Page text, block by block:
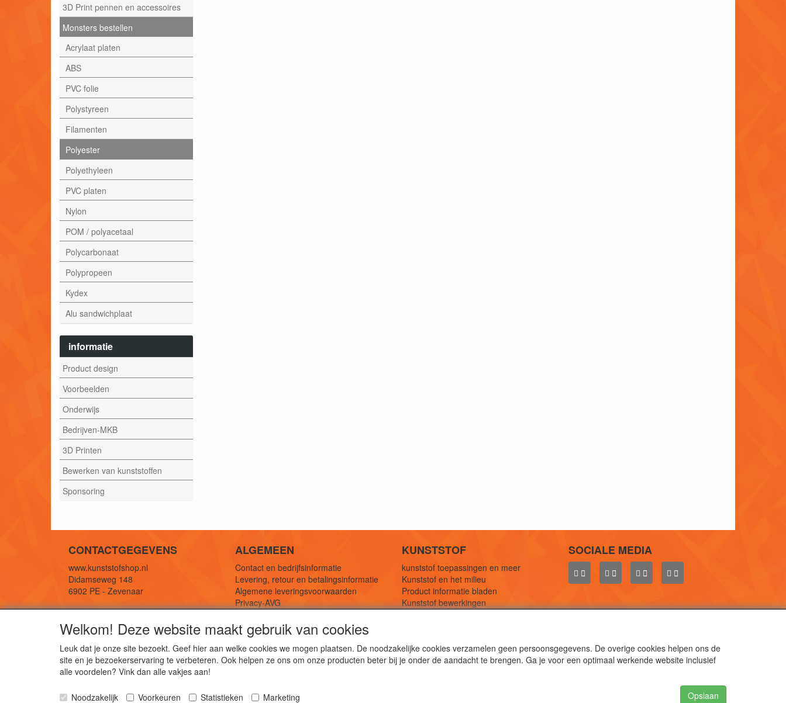
3D Print pennen en accessoires
Monsters bestellen
Acrylaat platen
ABS
PVC folie
Polystyreen
Filamenten
Polyester
Polyethyleen
PVC platen
Nylon
POM / polyacetaal
Polycarbonaat
Polypropeen
Kydex
Alu sandwichplaat
informatie
Product design
Voorbeelden
Onderwijs
Bedrijven-MKB
3D Printen
Bewerken van kunststoffen
Sponsoring
CONTACTGEGEVENS
www.kunststofshop.nl
Didamseweg 148
6902 PE - Zevenaar
Telefoon: +31 (0) 316 241 994
ALGEMEEN
Contact en bedrijfsinformatie
Levering, retour en betalingsinformatie
Algemene leveringsvoorwaarden
Privacy-AVG
KUNSTSTOF
kunststof toepassingen en meer
Kunststof en het milieu
Product informatie bladen
Kunststof bewerkingen
SOCIALE MEDIA
De webshop voor kunststof platen, folies, buizen en staf materiaal.
Welkom! Deze website maakt gebruik van cookies
Leuk dat je onze site bezoekt. Geef hier aan welke cookies we mogen plaatsen. De noodzakelijke cookies verzamelen geen persoonsgegevens. De overige cookies helpen ons de
site en je bezoekerservaring te verbeteren. Ook helpen ze ons om onze producten beter bij je onder de aandacht te brengen. Ga je voor een optimaal werkende website inclusief
alle voordelen? Vink dan alle vakjes aan!
Noodzakelijk Voorkeuren Statistieken Marketing Opslaan